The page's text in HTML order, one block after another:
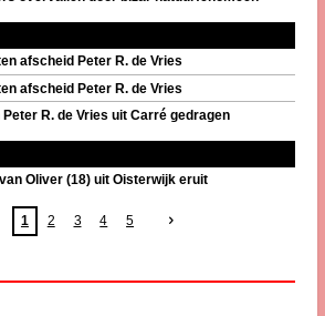
afscheid Peter R. de Vries
afscheid Peter R. de Vries
R. de Vries uit Carré gedragen
Oliver (18) uit Oisterwijk eruit
1 2 3 4 5